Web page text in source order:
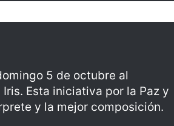
5 de octubre al
Esta iniciativa por la Paz y
y la mejor composición.